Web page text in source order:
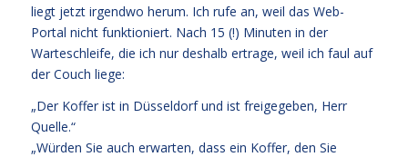
liegt jetzt irgendwo herum. Ich rufe an, weil das Web-
Portal nicht funktioniert. Nach 15 (!) Minuten in der
Warteschleife, die ich nur deshalb ertrage, weil ich faul auf
der Couch liege:
„Der Koffer ist in Düsseldorf und ist freigegeben, Herr
Quelle.“
„Würden Sie auch erwarten, dass ein Koffer, den Sie